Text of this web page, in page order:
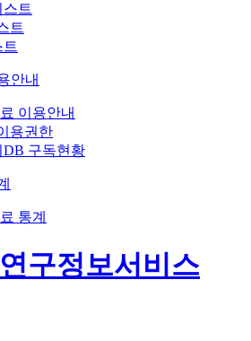
트
트
안내
이용안내
용권한
구독현황
통계